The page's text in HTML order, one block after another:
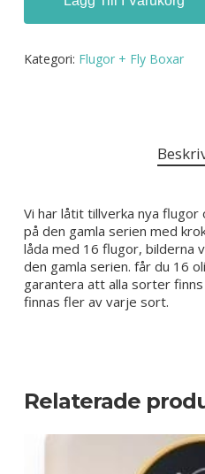
Kategori: Flugor + Fly Boxar
Vi har låtit tillverka nya
på den gamla serien med
låda med 16 flugor, bilderna
den gamla serien. får du 16
garantera att alla sorter
finnas fler av varje sort.
Relaterade